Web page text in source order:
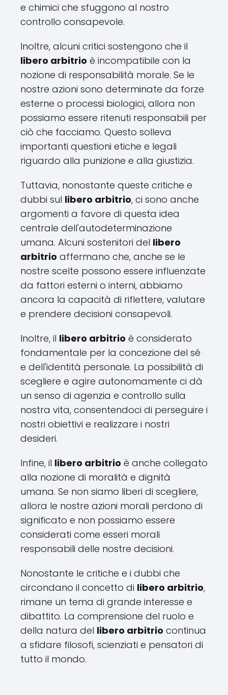
e chimici che sfuggono al nostro
controllo consapevole.
Inoltre, alcuni critici sostengono che il
libero arbitrio è incompatibile con la
nozione di responsabilità morale. Se le
nostre azioni sono determinate da forze
esterne o processi biologici, allora non
possiamo essere ritenuti responsabili per
ciò che facciamo. Questo solleva
importanti questioni etiche e legali
riguardo alla punizione e alla giustizia.
Tuttavia, nonostante queste critiche e
dubbi sul libero arbitrio, ci sono anche
argomenti a favore di questa idea
centrale dell'autodeterminazione
umana. Alcuni sostenitori del libero
arbitrio affermano che, anche se le
nostre scelte possono essere influenzate
da fattori esterni o interni, abbiamo
ancora la capacità di riflettere, valutare
e prendere decisioni consapevoli.
Inoltre, il libero arbitrio è considerato
fondamentale per la concezione del sé
e dell'identità personale. La possibilità di
scegliere e agire autonomamente ci dà
un senso di agenzia e controllo sulla
nostra vita, consentendoci di perseguire i
nostri obiettivi e realizzare i nostri
desideri.
Infine, il libero arbitrio è anche collegato
alla nozione di moralità e dignità
umana. Se non siamo liberi di scegliere,
allora le nostre azioni morali perdono di
significato e non possiamo essere
considerati come esseri morali
responsabili delle nostre decisioni.
Nonostante le critiche e i dubbi che
circondano il concetto di libero arbitrio,
rimane un tema di grande interesse e
dibattito. La comprensione del ruolo e
della natura del libero arbitrio continua
a sfidare filosofi, scienziati e pensatori di
tutto il mondo.